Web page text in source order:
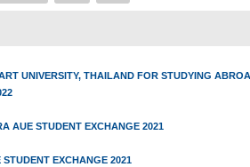
UNIVERSITY, THAILAND FOR STUDYING
AUE STUDENT EXCHANGE 2021
EXCHANGE 2021